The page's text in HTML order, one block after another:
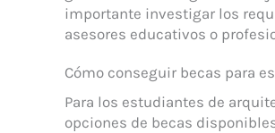
importante investigar los
asesores educativos o
Cómo conseguir becas para
Para los estudiantes de
opciones de becas